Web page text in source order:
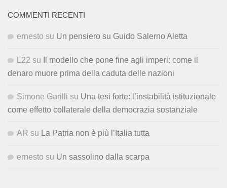
COMMENTI RECENTI
ernesto su Un pensiero su Guido Salerno Aletta
L22 su
Il modello che pone fine agli imperi: come il
denaro muore prima della caduta delle nazioni
Simone Garilli su Una tesi forte: l’instabilità istituzionale
come effetto collaterale della democrazia sostanziale
AR su La Patria non è più l’Italia tutta
ernesto su Un sassolino dalla scarpa